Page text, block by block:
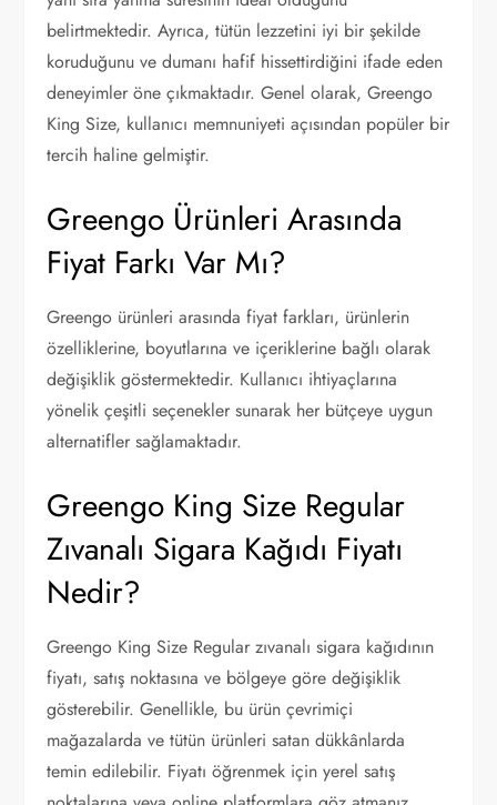
belirtmektedir. Ayrıca, tütün lezzetini iyi bir şekilde
koruduğunu ve dumanı hafif hissettirdiğini ifade eden
deneyimler öne çıkmaktadır. Genel olarak, Greengo
King Size, kullanıcı memnuniyeti açısından popüler bir
tercih haline gelmiştir.
Greengo Ürünleri Arasında
Fiyat Farkı Var Mı?
Greengo ürünleri arasında fiyat farkları, ürünlerin
özelliklerine, boyutlarına ve içeriklerine bağlı olarak
değişiklik göstermektedir. Kullanıcı ihtiyaçlarına
yönelik çeşitli seçenekler sunarak her bütçeye uygun
alternatifler sağlamaktadır.
Greengo King Size Regular
Zıvanalı Sigara Kağıdı Fiyatı
Nedir?
Greengo King Size Regular zıvanalı sigara kağıdının
fiyatı, satış noktasına ve bölgeye göre değişiklik
gösterebilir. Genellikle, bu ürün çevrimiçi
mağazalarda ve tütün ürünleri satan dükkânlarda
temin edilebilir. Fiyatı öğrenmek için yerel satış